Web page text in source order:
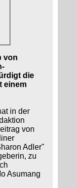
von
die
einem
in der
von
Adler"
zu
Asumang